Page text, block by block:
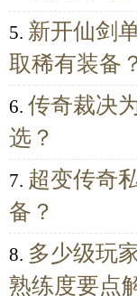
5. 新开仙剑
取稀有装备
6. 传奇裁决
选？
7. 超变传奇
备？
8. 多少级玩
熟练度要点